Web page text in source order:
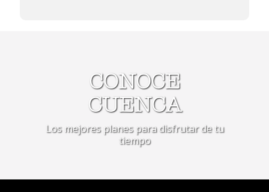
Hicimos las visitas guiadas en Huete con ellos y lo hacen
mucho de historia.
CONOCE
CUENCA
Los mejores planes para disfrutar de tu
tiempo